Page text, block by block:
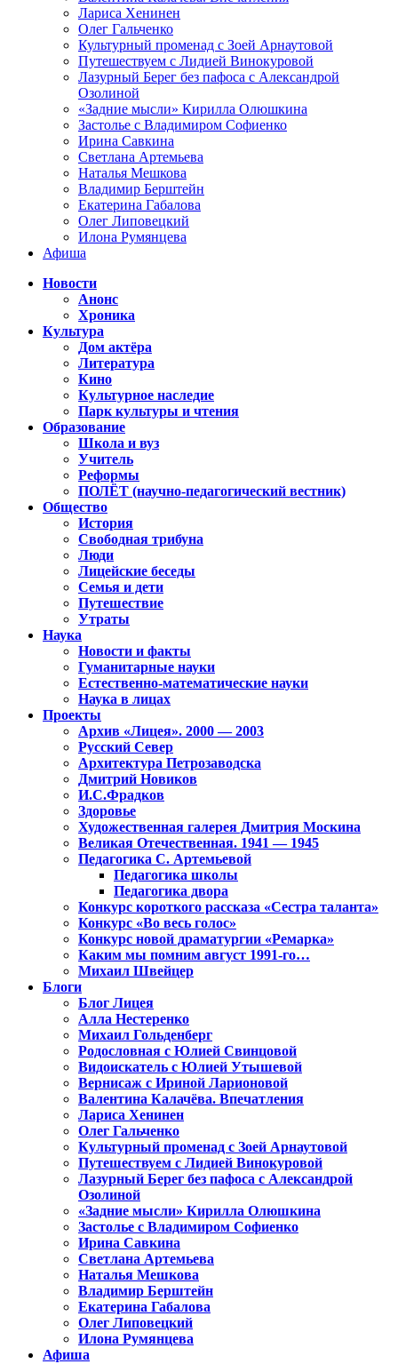
Лариса Хенинен
Олег Гальченко
Культурный променад с Зоей Арнаутовой
Путешествуем с Лидией Винокуровой
Лазурный Берег без пафоса с Александрой
Озолиной
«Задние мысли» Кирилла Олюшкина
Застолье с Владимиром Софиенко
Ирина Савкина
Светлана Артемьева
Наталья Мешкова
Владимир Берштейн
Екатерина Габалова
Олег Липовецкий
Илона Румянцева
Афиша
Новости
Анонс
Хроника
Культура
Дом актёра
Литература
Кино
Культурное наследие
Парк культуры и чтения
Образование
Школа и вуз
Учитель
Реформы
ПОЛЁТ (научно-педагогический вестник)
Общество
История
Свободная трибуна
Люди
Лицейские беседы
Семья и дети
Путешествие
Утраты
Наука
Новости и факты
Гуманитарные науки
Естественно-математические науки
Наука в лицах
Проекты
Архив «Лицея». 2000 — 2003
Русский Север
Архитектура Петрозаводска
Дмитрий Новиков
И.С.Фрадков
Здоровье
Художественная галерея Дмитрия Москина
Великая Отечественная. 1941 — 1945
Педагогика С. Артемьевой
Педагогика школы
Педагогика двора
Конкурс короткого рассказа «Сестра таланта»
Конкурс «Во весь голос»
Конкурс новой драматургии «Ремарка»
Каким мы помним август 1991-го…
Михаил Швейцер
Блоги
Блог Лицея
Алла Нестеренко
Михаил Гольденберг
Родословная с Юлией Свинцовой
Видоискатель с Юлией Утышевой
Вернисаж с Ириной Ларионовой
Валентина Калачёва. Впечатления
Лариса Хенинен
Олег Гальченко
Культурный променад с Зоей Арнаутовой
Путешествуем с Лидией Винокуровой
Лазурный Берег без пафоса с Александрой
Озолиной
«Задние мысли» Кирилла Олюшкина
Застолье с Владимиром Софиенко
Ирина Савкина
Светлана Артемьева
Наталья Мешкова
Владимир Берштейн
Екатерина Габалова
Олег Липовецкий
Илона Румянцева
Афиша